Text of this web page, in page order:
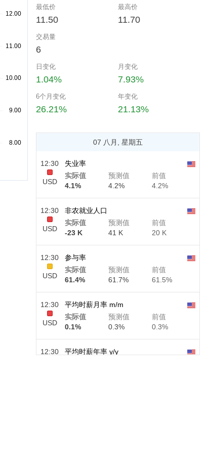
最低价
11.50
最高价
11.70
交易量
6
日变化
1.04%
月变化
7.93%
6个月变化
26.21%
年变化
21.13%
07 八月, 星期五
12:30
USD
失业率
实际值
4.1%
预测值
4.2%
前值
4.2%
12:30
USD
非农就业人口
实际值
-23 K
预测值
41 K
前值
20 K
12:30
USD
参与率
实际值
61.4%
预测值
61.7%
前值
61.5%
12:30
USD
平均时薪月率 m/m
实际值
0.1%
预测值
0.3%
前值
0.3%
12:30
平均时薪年率 y/y